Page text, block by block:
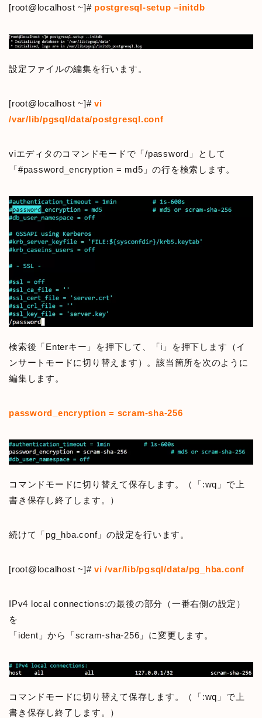
[root@localhost ~]# postgresql-setup –initdb
設定ファイルの編集を行います。
[root@localhost ~]#vi
/var/lib/pgsql/data/postgresql.conf
viエディタのコマンドモードで「/password」として
「#password_encryption = md5」の行を検索します。
検索後「Enterキー」を押下して、「i」を押下します（イ
ンサートモードに切り替えます）。該当箇所を次のように
編集します。
password_encryption = scram-sha-256
コマンドモードに切り替えて保存します。（「:wq」で上
書き保存し終了します。）
続けて「pg_hba.conf」の設定を行います。
[root@localhost ~]#vi /var/lib/pgsql/data/pg_hba.conf
IPv4 local connections:の最後の部分（一番右側の設定）
を
「ident」から「scram-sha-256」に変更します。
コマンドモードに切り替えて保存します。（「:wq」で上
書き保存し終了します。）